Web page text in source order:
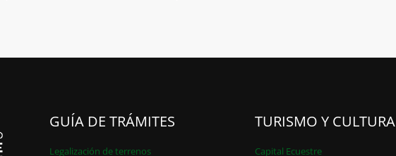
GUÍA DE TRÁMITES
Legalización de terrenos
TURISMO Y CULTURA
Capital Ecuestre